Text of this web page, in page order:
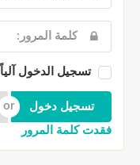
تسجيل الدخول
فقدت كلمة المرور